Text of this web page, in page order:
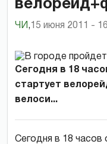
ЧИ , 15 июня 2011 -
Сегодня в 18
стартует
велоси...
Сегодня в 18 часов